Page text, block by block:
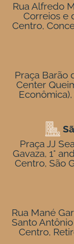
Rua Alfredo
Correios e
Centro,
Praça Barão
Center
Praça JJ
Gavaza, 1°
Centro, São
Rua Mané
Santo
Centro,